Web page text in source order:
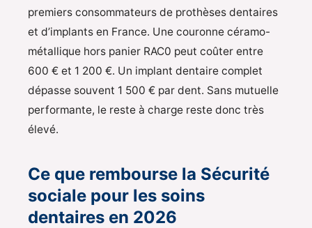
premiers consommateurs de prothèses dentaires
et d’implants en France. Une couronne céramo-
métallique hors panier RAC0 peut coûter entre
600 € et 1 200 €. Un implant dentaire complet
dépasse souvent 1 500 € par dent. Sans mutuelle
performante, le reste à charge reste donc très
élevé.
Ce que rembourse la Sécurité
sociale pour les soins
dentaires en 2026